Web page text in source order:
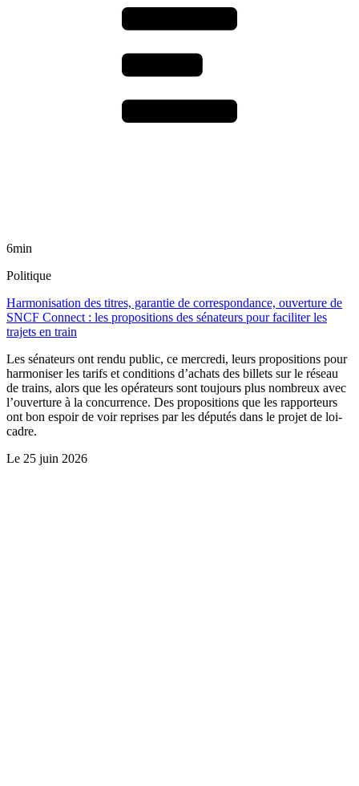
6min
Politique
Harmonisation des titres, garantie de correspondance, ouverture de
SNCF Connect : les propositions des sénateurs pour faciliter les
trajets en train
Les sénateurs ont rendu public, ce mercredi, leurs propositions pour
harmoniser les tarifs et conditions d’achats des billets sur le réseau
de trains, alors que les opérateurs sont toujours plus nombreux avec
l’ouverture à la concurrence. Des propositions que les rapporteurs
ont bon espoir de voir reprises par les députés dans le projet de loi-
cadre.
Le 25 juin 2026